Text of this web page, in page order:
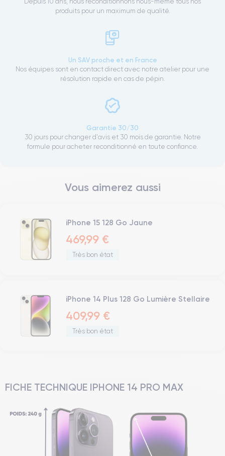
produits pour un maximum de qualité.
Un SAV proche et en France
Nos équipes sont en contact direct avec notre atelier pour une
résolution rapide en cas de pépin.
Garantie 30/30
30 jours pour changer d'avis et 30 mois de garantie. Notre
formule pour acheter reconditionné en toute confiance.
Vous aimerez aussi
iPhone 15 128 Go Jaune
469,99 €
Très bon état
iPhone 14 Plus 128 Go Lumière Stellaire
409,99 €
Très bon état
FICHE TECHNIQUE IPHONE 14 PRO MAX